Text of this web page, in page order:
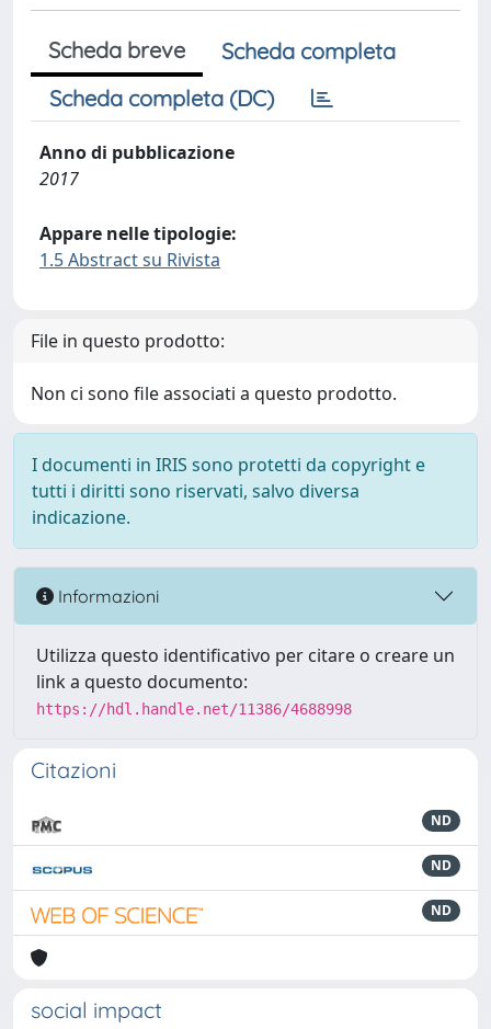
Scheda breve
Scheda completa
Scheda completa (DC)
Anno di pubblicazione
2017
Appare nelle tipologie:
1.5 Abstract su Rivista
File in questo prodotto:
Non ci sono file associati a questo prodotto.
I documenti in IRIS sono protetti da copyright e
tutti i diritti sono riservati, salvo diversa
indicazione.
Informazioni
Utilizza questo identificativo per citare o creare un
link a questo documento:
https://hdl.handle.net/11386/4688998
Citazioni
ND
ND
ND
social impact